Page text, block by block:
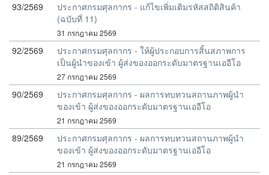
93/2569
ประกาศกรมศุลกากร - แก้ไขเพิ่มเติมรหัสสถิติสินค้า
(ฉบับที่ 11)
31 กรกฎาคม 2569
92/2569
ประกาศกรมศุลกากร - ให้ผู้ประกอบการสิ้นสภาพการ
เป็นผู้นำของเข้า ผู้ส่งของออกระดับมาตรฐานเออีโอ
27 กรกฎาคม 2569
90/2569
ประกาศกรมศุลกากร - ผลการทบทวนสถานภาพผู้นำ
ของเข้า ผู้ส่งของออกระดับมาตรฐานเออีโอ
21 กรกฎาคม 2569
89/2569
ประกาศกรมศุลกากร - ผลการทบทวนสถานภาพผู้นำ
ของเข้า ผู้ส่งของออกระดับมาตรฐานเออีโอ
21 กรกฎาคม 2569